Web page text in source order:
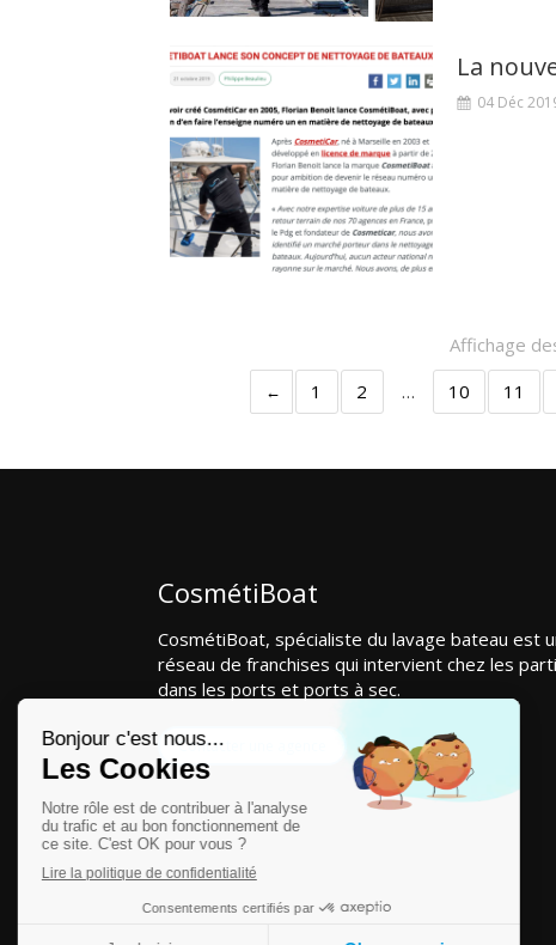
04 Déc
Affichage
1
2 … 10 11
CosmétiBoat
CosmétiBoat, spécialiste du lavage bateau est
réseau de franchises qui intervient chez les
dans les ports et ports à sec.
Contacter une agence